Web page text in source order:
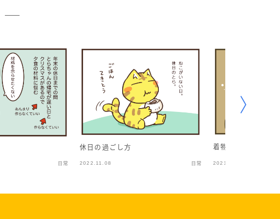
日常
休日の過ごし方
2022.11.08 日常
着物初心者3_大正
2021.09.30